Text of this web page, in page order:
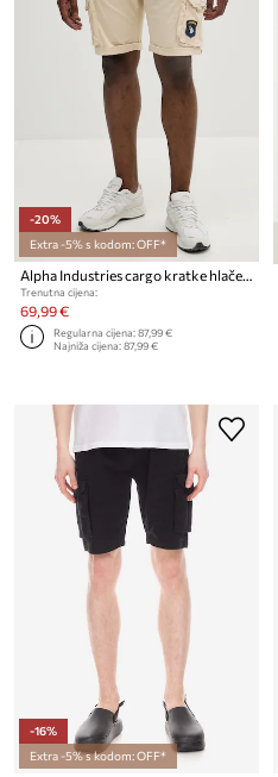
-20%
Extra -5% s kodom: OFF*
Alpha Industries cargo kratke hlače muške od pamuka s elastanom
Trenutna cijena:
69,99 €
Regularna cijena:87,99 €
Najniža cijena:87,99 €
-16%
Extra -5% s kodom: OFF*